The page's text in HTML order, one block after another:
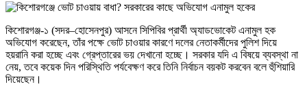
কিশোরগঞ্জ-১ (সদর–হোসেনপুর) আসনে সিপিবির প্রার্থী অ্যাডভোকেট এনামুল হক
অভিযোগ করেছেন, তাঁর পক্ষে ভোট চাওয়ার কারণে দলের নেতাকর্মীদের পুলিশ দিয়ে
হয়রানি করা হচ্ছে এবং গ্রেপ্তারের ভয় দেখানো হচ্ছে। সরকার যদি এ বিষয়ে ব্যবস্থা না
নেয়, তবে কয়েক দিন পরিস্থিতি পর্যবেক্ষণ করে তিনি নির্বাচন বয়কট করবেন বলে হুঁশিয়ারি
দিয়েছেন।